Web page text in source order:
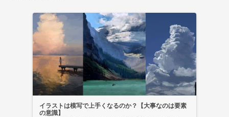
イラストは模写で上手くなるのか？【大事なのは要素
の意識】